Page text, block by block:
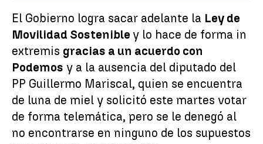
El Gobierno logra sacar adelante la Ley de
Movilidad Sostenible y lo hace de forma in
extremis gracias a un acuerdo con
Podemos y a la ausencia del diputado del
PP Guillermo Mariscal, quien se encuentra
de luna de miel y solicitó este martes votar
de forma telemática, pero se le denegó al
no encontrarse en ninguno de los supuestos